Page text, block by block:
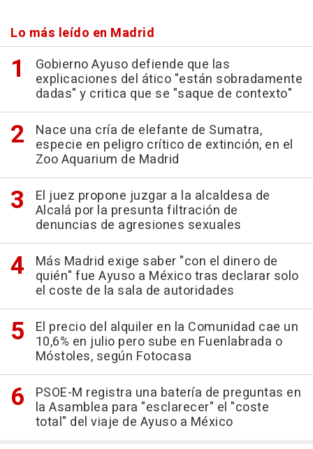
Lo más leído en Madrid
Gobierno Ayuso defiende que las
explicaciones del ático "están sobradamente
dadas" y critica que se "saque de contexto"
Nace una cría de elefante de Sumatra,
especie en peligro crítico de extinción, en el
Zoo Aquarium de Madrid
El juez propone juzgar a la alcaldesa de
Alcalá por la presunta filtración de
denuncias de agresiones sexuales
Más Madrid exige saber "con el dinero de
quién" fue Ayuso a México tras declarar solo
el coste de la sala de autoridades
El precio del alquiler en la Comunidad cae un
10,6% en julio pero sube en Fuenlabrada o
Móstoles, según Fotocasa
PSOE-M registra una batería de preguntas en
la Asamblea para "esclarecer" el "coste
total" del viaje de Ayuso a México